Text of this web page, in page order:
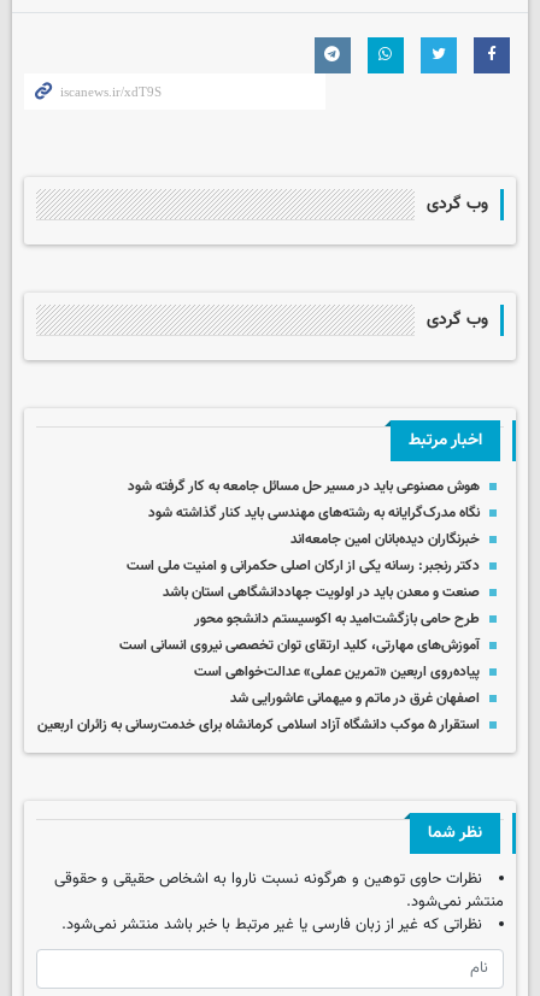
وب گردی
وب گردی
اخبار مرتبط
هوش مصنوعی باید در مسیر حل مسائل جامعه به کار گرفته شود
نگاه مدرک‌گرایانه به رشته‌های مهندسی باید کنار گذاشته شود
خبرنگاران دیده‌بانان امین جامعه‌اند
دکتر رنجبر: رسانه یکی از ارکان اصلی حکمرانی و امنیت ملی است
صنعت و معدن باید در اولویت جهاددانشگاهی استان باشد
طرح حامی بازگشت‌امید به اکوسیستم دانشجو محور
آموزش‌های مهارتی، کلید ارتقای توان تخصصی نیروی انسانی است
پیاده‌روی اربعین «تمرین عملی» عدالت‌خواهی است
اصفهان غرق در ماتم و میهمانی عاشورایی شد
استقرار ۵ موکب دانشگاه آزاد اسلامی کرمانشاه برای خدمت‌رسانی به زائران اربعین
نظر شما
نظرات حاوی توهین و هرگونه نسبت ناروا به اشخاص حقیقی و حقوقی
منتشر نمی‌شود.
نظراتی که غیر از زبان فارسی یا غیر مرتبط با خبر باشد منتشر نمی‌شود.